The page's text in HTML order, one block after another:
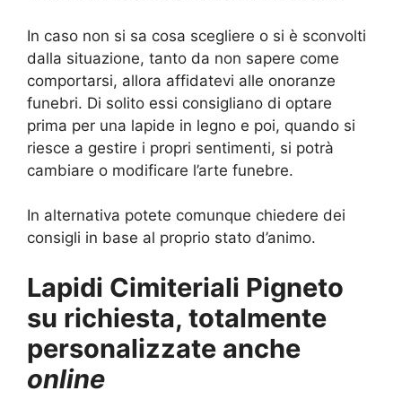
In caso non si sa cosa scegliere o si è sconvolti
dalla situazione, tanto da non sapere come
comportarsi, allora affidatevi alle onoranze
funebri. Di solito essi consigliano di optare
prima per una lapide in legno e poi, quando si
riesce a gestire i propri sentimenti, si potrà
cambiare o modificare l’arte funebre.
In alternativa potete comunque chiedere dei
consigli in base al proprio stato d’animo.
Lapidi Cimiteriali Pigneto
su richiesta, totalmente
personalizzate anche
online